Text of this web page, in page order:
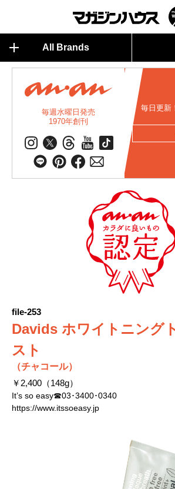
All Brands
毎週水曜日発売
1970年創刊
毎日更新
file-253
Davids ホワイトニング
スト
（チャコール）
￥2,400（148g）
It’s so easy☎03･3400･0340
https://www.itssoeasy.jp